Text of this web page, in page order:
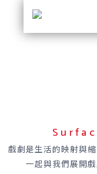
戲劇是生活的映射與
一起與我們展開